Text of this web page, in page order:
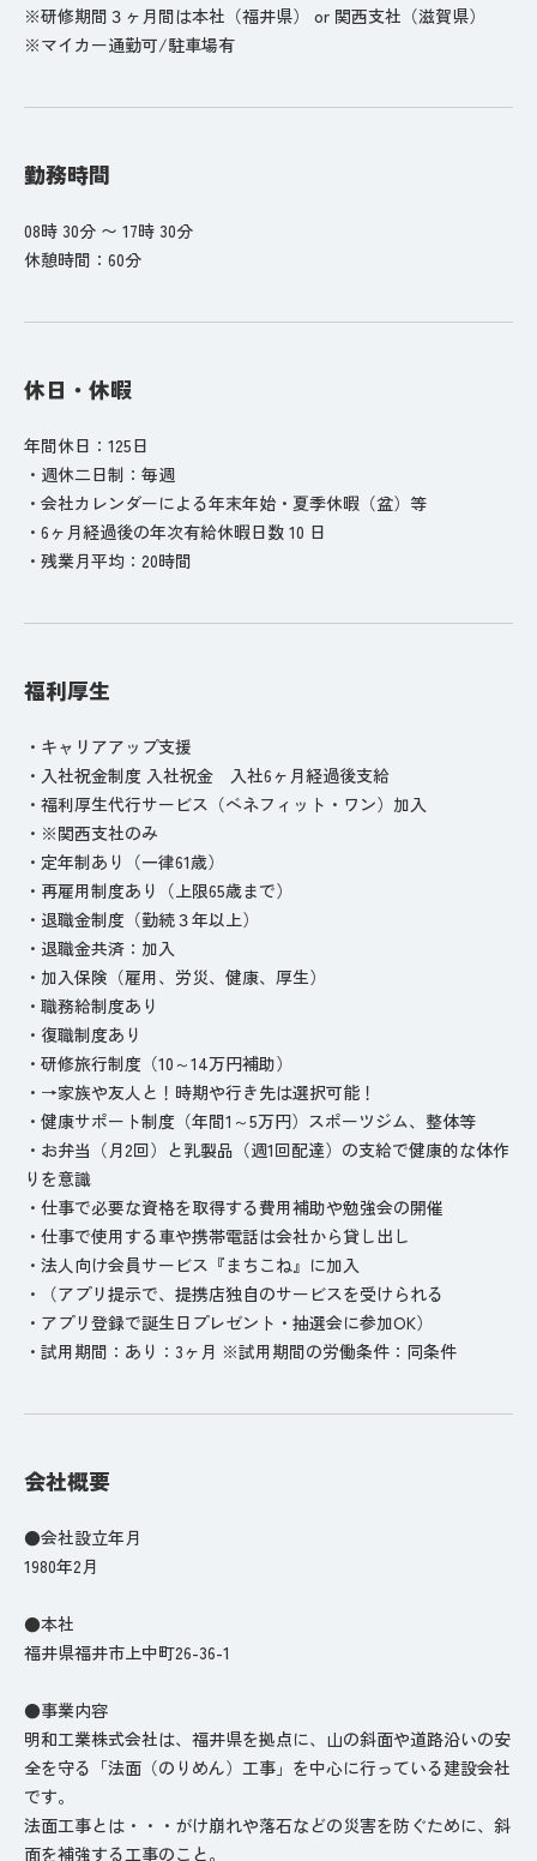
※研修期間３ヶ月間は本社（福井県） or 関西支社（滋賀県）
※マイカー通勤可/駐車場有
勤務時間
08時 30分 〜 17時 30分
休憩時間：60分
休日・休暇
年間休日：125日
・週休二日制：毎週
・会社カレンダーによる年末年始・夏季休暇（盆）等
・6ヶ月経過後の年次有給休暇日数 10 日
・残業月平均：20時間
福利厚生
・キャリアアップ支援
・入社祝金制度 入社祝金 入社6ヶ月経過後支給
・福利厚生代行サービス（ベネフィット・ワン）加入
・※関西支社のみ
・定年制あり（一律61歳）
・再雇用制度あり（上限65歳まで）
・退職金制度（勤続３年以上）
・退職金共済：加入
・加入保険（雇用、労災、健康、厚生）
・職務給制度あり
・復職制度あり
・研修旅行制度（10～14万円補助）
・→家族や友人と！時期や行き先は選択可能！
・健康サポート制度（年間1～5万円）スポーツジム、整体等
・お弁当（月2回）と乳製品（週1回配達）の支給で健康的な体作
りを意識
・仕事で必要な資格を取得する費用補助や勉強会の開催
・仕事で使用する車や携帯電話は会社から貸し出し
・法人向け会員サービス『まちこね』に加入
・（アプリ提示で、提携店独自のサービスを受けられる
・アプリ登録で誕生日プレゼント・抽選会に参加OK）
・試用期間：あり：3ヶ月 ※試用期間の労働条件：同条件
会社概要
●会社設立年月
1980年2月
●本社
福井県福井市上中町26-36-1
●事業内容
明和工業株式会社は、福井県を拠点に、山の斜面や道路沿いの安
全を守る「法面（のりめん）工事」を中心に行っている建設会社
です。
法面工事とは・・・がけ崩れや落石などの災害を防ぐために、斜
面を補強する工事のこと。